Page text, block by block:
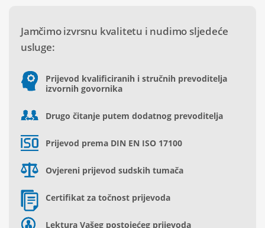
Jamčimo izvrsnu kvalitetu i nudimo sljedeće
usluge:
Prijevod kvalificiranih i stručnih prevoditelja
izvornih govornika
Drugo čitanje putem dodatnog prevoditelja
Prijevod prema DIN EN ISO 17100
Ovjereni prijevod sudskih tumača
Certifikat za točnost prijevoda
Lektura Vašeg postojećeg prijevoda